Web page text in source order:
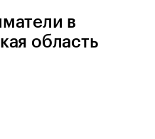
в
область